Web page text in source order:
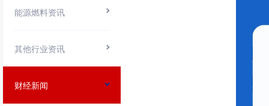
能源燃料资讯
其他行业资讯
财经新闻